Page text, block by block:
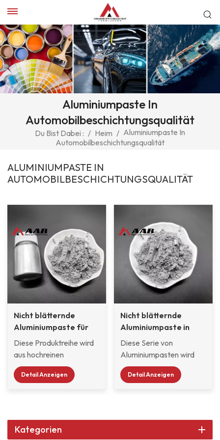
Aluminiumpaste In
Automobilbeschichtungsqualität
Du Bist Dabei : / Heim / Aluminiumpaste In
Automobilbeschichtungsqualität
ALUMINIUMPASTE IN
AUTOMOBILBESCHICHTUNGSQUALITÄT
Nicht blätternde
Aluminiumpaste für
Motorradlacke
Diese Produktreihe wird
aus hochreinen
Rohstoffen hergestellt.
Sie bietet einen
Metalleffekt. Das
Produkt hat einen
Detail Anzeigen
Nicht blätternde
Aluminiumpaste in
Diese Serie von
Aluminiumpasten wird
mit hochreinem
sphärischen
Form von Flocken. Diese
Detail Anzeigen
Kategorien